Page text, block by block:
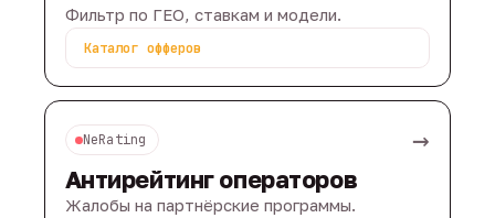
Фильтр по ГЕО, ставкам и модели.
Каталог офферов
NeRating →
Антирейтинг операторов
Жалобы на партнёрские программы.